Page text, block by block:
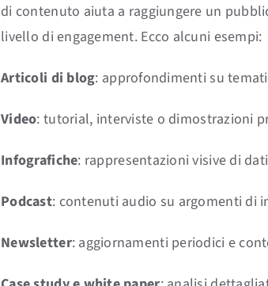
di contenuto aiuta a raggiungere un
livello di engagement. Ecco alcuni esempi:
Articoli di blog: approfondimenti su
Video: tutorial, interviste o dimostrazioni
Infografiche: rappresentazioni visive di
Podcast: contenuti audio su argomenti di
Newsletter: aggiornamenti periodici e